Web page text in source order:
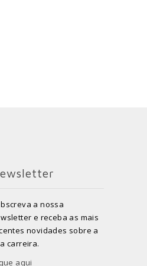
a nossa
e receba as mais
novidades sobre a
carreira.
aqui